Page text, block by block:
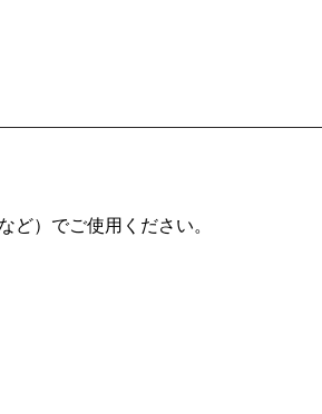
）でご使用ください。